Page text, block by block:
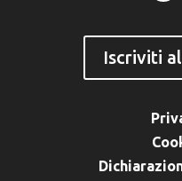
Iscriviti